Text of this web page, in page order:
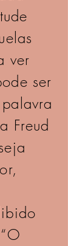
ver
ser
Freud